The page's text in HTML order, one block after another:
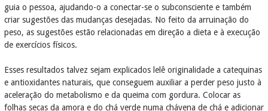
guia o pessoa, ajudando-o a conectar-se o subconsciente e também
criar sugestões das mudanças desejadas. No feito da arruinação do
peso, as sugestões estão relacionadas em direção a dieta e à execução
de exercícios físicos.
Esses resultados talvez sejam explicados lelê originalidade a catequinas
e antioxidantes naturais, que conseguem auxiliar a perder peso justo à
aceleração do metabolismo e da queima com gordura. Colocar as
folhas secas da amora e do chá verde numa chávena de chá e adicionar